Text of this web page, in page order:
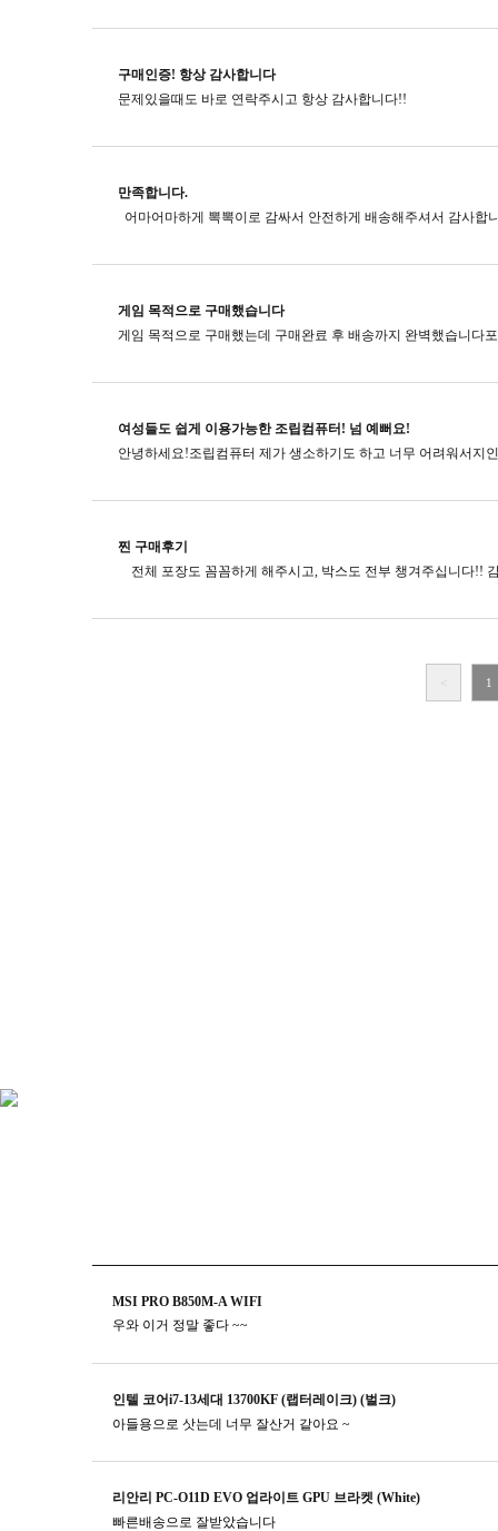
구매인증! 항상 감사합니다
문제있을때도 바로 연락주시고​ 항상 감사합니다!!
만족합니다.
게임 목적으로 구매했습니다
여성들도 쉽게 이용가능한 조립컴퓨터! 넘 예뻐요!
찐 구매후기
< 1
MSI PRO B850M-A WIFI
우와 이거 정말 좋다 ~~
인텔 코어i7-13세대 13700KF (랩터레이크) (벌크)
아들용으로 삿는데 너무 잘산거 같아요 ~
리안리 PC-O11D EVO 업라이트 GPU 브라켓 (White)
빠른배송으로 잘받았습니다